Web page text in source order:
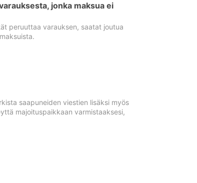
jonka maksua ei
peruuttaa varauksen, saatat joutua
saapuneiden viestien lisäksi myös
majoituspaikkaan varmistaaksesi,